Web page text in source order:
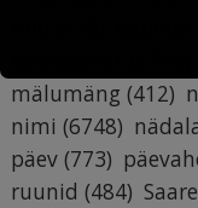
mälumäng (412)
nimi (6748)
päev (773)
ruunid (484)